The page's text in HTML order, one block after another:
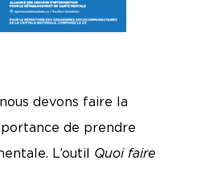
devons faire la
de prendre
L’outil Quoi faire